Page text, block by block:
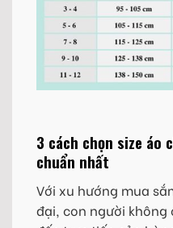
3 cách chọn size áo
chuẩn nhất
Với xu hướng mua
đại, con người